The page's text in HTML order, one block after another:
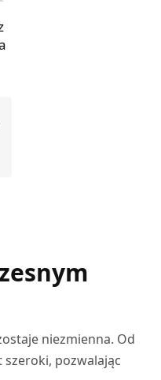
niezmienna. Od
pozwalając